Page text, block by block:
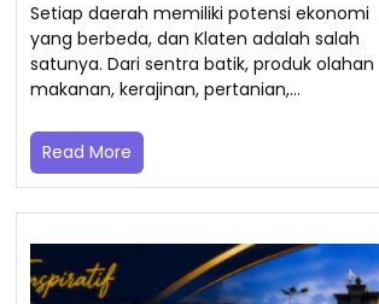
Setiap daerah memiliki potensi ekonomi
yang berbeda, dan Klaten adalah salah
satunya. Dari sentra batik, produk olahan
makanan, kerajinan, pertanian,…
Read More